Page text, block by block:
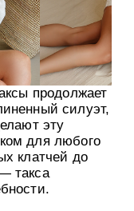
продолжает
силуэт,
эту
для любого
клатчей до
такса